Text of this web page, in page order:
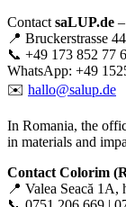
Contact saLUP.de
📍 Bruckerstrasse
📞 +49 173 852 77
WhatsApp: +49
✉️ hallo@salup.de
In Romania, the
in materials and
Contact Colorim
📍 Valea Seacă